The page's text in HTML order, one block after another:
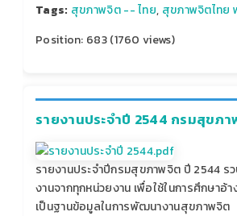
Tags: สุขภาพจิต -- ไทย, สุขภาพจิตไทย
Position: 683(1760 views)
รายงานประจำปี 2544 กรมสุขภ
รายงานประจำปีกรมสุขภาพจิต ปี 2544 ร
งานจากทุกหน่วยงาน เพื่อใช้ในการศึกษาอ้
เป็นฐานข้อมูลในการพัฒนางานสุขภาพจิต